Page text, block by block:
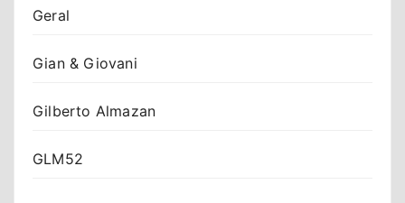
Geral
Gian & Giovani
Gilberto Almazan
GLM52